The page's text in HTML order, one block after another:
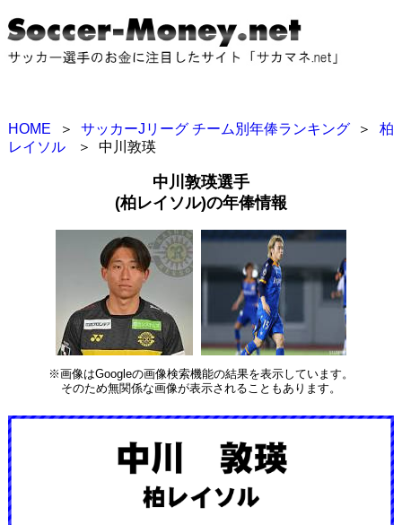
HOME ＞ サッカーJリーグ チーム別年俸ランキング ＞
柏
レイソル
＞ 中川敦瑛
中川敦瑛選手
(柏レイソル)の年俸情報
※画像はGoogleの画像検索機能の結果を表示しています。
そのため無関係な画像が表示されることもあります。